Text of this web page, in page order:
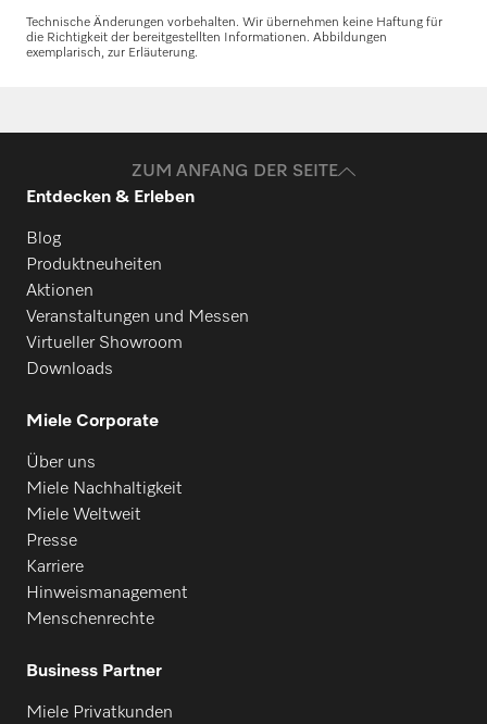
Ersatzteile anfragen
Benötigen Sie Ersatzteile für Ihre
Technische Änderungen vorbehalten. Wir übernehmen keine Haftung für
die Richtigkeit der bereitgestellten Informationen. Abbildungen
exemplarisch, zur Erläuterung.
ZUM ANFANG DER SEITE
Entdecken & Erleben
Blog
Produktneuheiten
Aktionen
Veranstaltungen und Messen
Virtueller Showroom
Downloads
Miele Corporate
Über uns
Miele Nachhaltigkeit
Miele Weltweit
Presse
Karriere
Hinweismanagement
Menschenrechte
Business Partner
Miele Privatkunden